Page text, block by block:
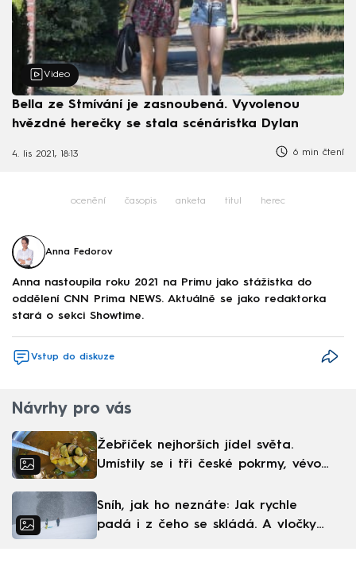
Video
Bella ze Stmívání je zasnoubená. Vyvolenou
hvězdné herečky se stala scénáristka Dylan
4. lis 2021, 18:13 6 min čtení
ocenění časopis anketa titul herec
Anna Fedorov
Anna nastoupila roku 2021 na Primu jako stážistka do
oddělení CNN Prima NEWS. Aktuálně se jako redaktorka
stará o sekci Showtime.
Vstup do diskuze
Návrhy pro vás
Žebříček nejhorších jídel světa.
Umístily se i tři české pokrmy, vévodí
Sníh, jak ho neznáte: Jak rychle
padá i z čeho se skládá. A vločky